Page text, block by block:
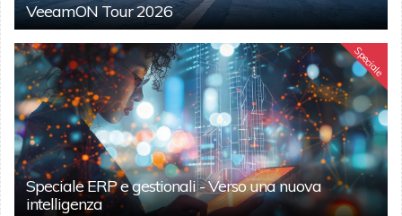
VeeamON Tour 2026
Speciale
Speciale ERP e gestionali - Verso una nuova
intelligenza